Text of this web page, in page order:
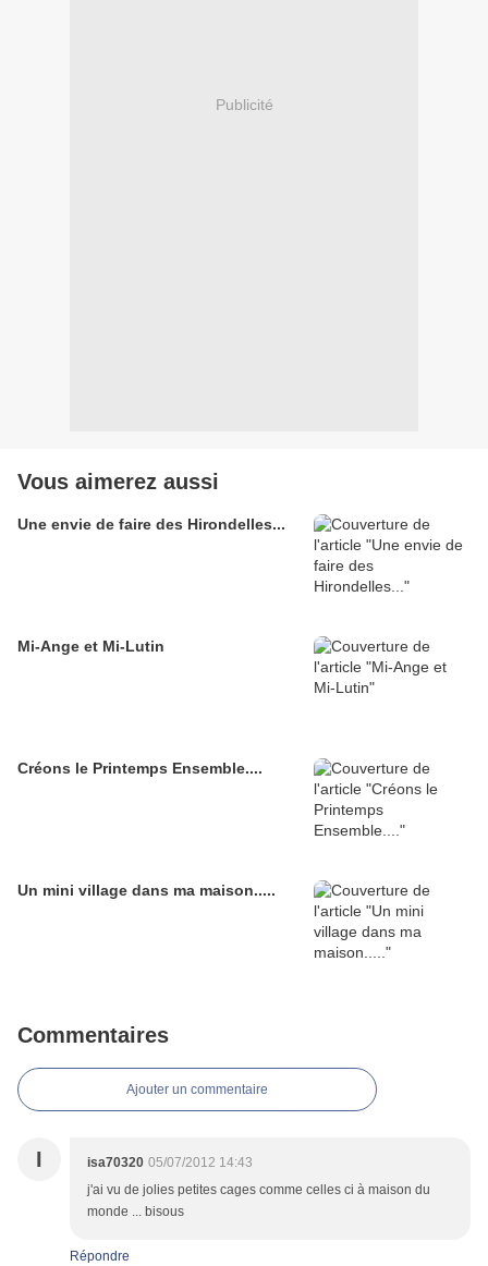
Publicité
Vous aimerez aussi
Une envie de faire des Hirondelles...
Mi-Ange et Mi-Lutin
Créons le Printemps Ensemble....
Un mini village dans ma maison.....
Commentaires
Ajouter un commentaire
I isa70320 05/07/2012 14:43
j'ai vu de jolies petites cages comme celles ci à maison du
monde ... bisous
Répondre